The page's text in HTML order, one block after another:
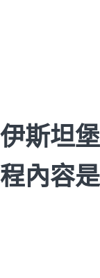
伊斯坦
程內容